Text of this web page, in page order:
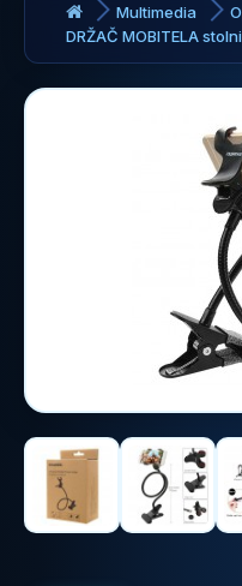
Multimedia
DRŽAČ MOBITELA